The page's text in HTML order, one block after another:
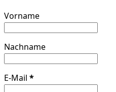
Vorname
Nachname
E-Mail *